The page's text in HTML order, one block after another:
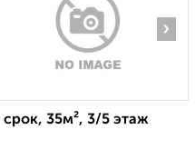
›
35м², 3/5 этаж